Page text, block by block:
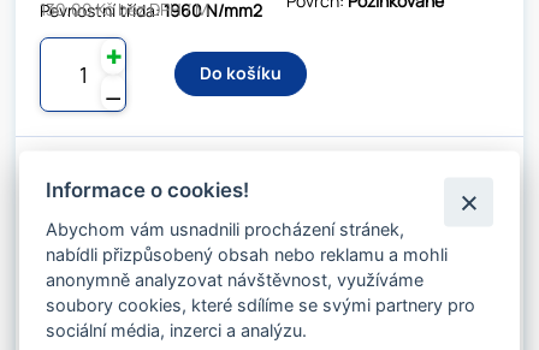
Pevnostní třída:1960 N/mm2
130.00 Kč bez DPH / M
⚊
✚
Do košíku
HERKULES 17×7 + 6X17 - FC (221 DRÁTŮ)
Stav skladu:223 M
Průměr:14 mm
Konstrukce lana:6x17+17x7
Pevnostní třída:1770 N/mm2
Duše:FC
Povrch:Holé
139.15 Kč s DPH / M
115.00 Kč bez DPH / M
Informace o cookies!
Abychom vám usnadnili procházení stránek,
nabídli přizpůsobený obsah nebo reklamu a mohli
anonymně analyzovat návštěvnost, využíváme
soubory cookies, které sdílíme se svými partnery pro
sociální média, inzerci a analýzu.